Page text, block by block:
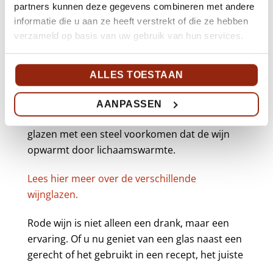
partners kunnen deze gegevens combineren met andere
informatie die u aan ze heeft verstrekt of die ze hebben
verzameld op basis van uw gebruik van hun services.
ALLES TOESTAAN
AANPASSEN
Het juiste wijnglas kan uw wijnervaring
verbeteren. Bordeaux-glazen hebben een
hoge, smalle vorm en zijn ideaal voor zware
wijnen zoals Cabernet Sauvignon. Bourgogne-
glazen hebben een brede kelk en zijn geschikt
voor delicate wijnen zoals Pinot Noir. Steelloze
glazen zijn minder formeel, en traditionele
glazen met een steel voorkomen dat de wijn
opwarmt door lichaamswarmte.
Lees hier meer over de verschillende
wijnglazen.
Rode wijn is niet alleen een drank, maar een
ervaring. Of u nu geniet van een glas naast een
gerecht of het gebruikt in een recept, het juiste